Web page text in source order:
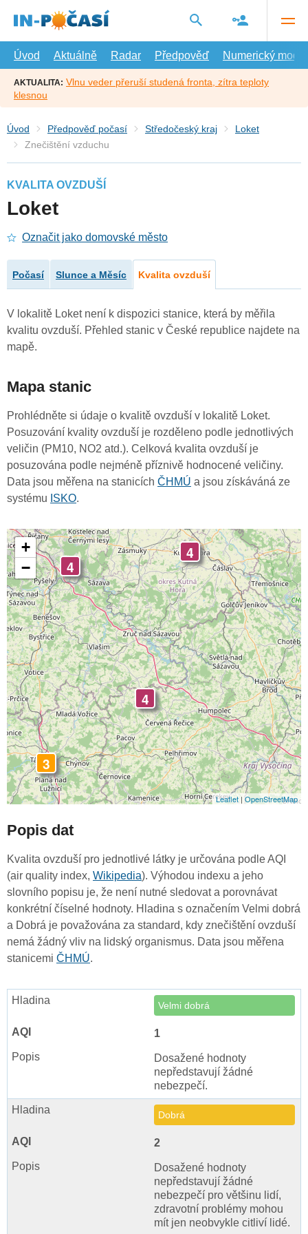
hlavní
Úvod
Aktuálně Radar Předpověď Numerický model
AKTUALITA: Vlnu veder přeruší studená fronta, zítra teploty
klesnou
Úvod Předpověď počasí Středočeský kraj
Loket
Znečištění vzduchu
KVALITA OVZDUŠÍ
Loket
Označit jako domovské město
Počasí Slunce a Měsíc Kvalita ovzduší
V lokalitě Loket není k dispozici stanice, která by měřila
kvalitu ovzduší. Přehled stanic v České republice najdete na
mapě.
Mapa stanic
Prohlédněte si údaje o kvalitě ovzduší v lokalitě Loket.
Posuzování kvality ovzduší je rozděleno podle jednotlivých
veličin (PM10, NO2 atd.). Celková kvalita ovzduší je
posuzována podle nejméně příznivě hodnocené veličiny.
Data jsou měřena na stanicích ČHMÚ a jsou získáváná ze
systému ISKO.
3
4
4
4
+
−
Leaflet | OpenStreetMap
Popis dat
Kvalita ovzduší pro jednotlivé látky je určována podle AQI
(air quality index, Wikipedia). Výhodou indexu a jeho
slovního popisu je, že není nutné sledovat a porovnávat
konkrétní číselné hodnoty. Hladina s označením Velmi dobrá
a Dobrá je považována za standard, kdy znečištění ovzduší
nemá žádný vliv na lidský organismus. Data jsou měřena
stanicemi ČHMÚ.
Velmi dobrá
1
Dosažené hodnoty
nepředstavují žádné
nebezpečí.
Dobrá
2
Dosažené hodnoty
nepředstavují žádné
nebezpečí pro většinu lidí,
zdravotní problémy mohou
mít jen neobvykle citliví lidé.